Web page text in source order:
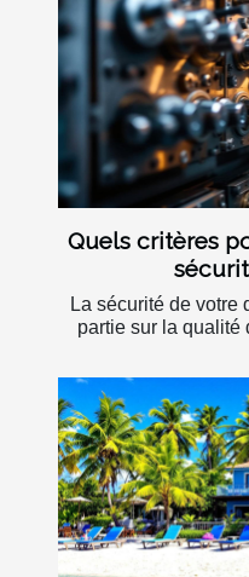
Quels critères
La sécurité de votre
partie sur la qualité